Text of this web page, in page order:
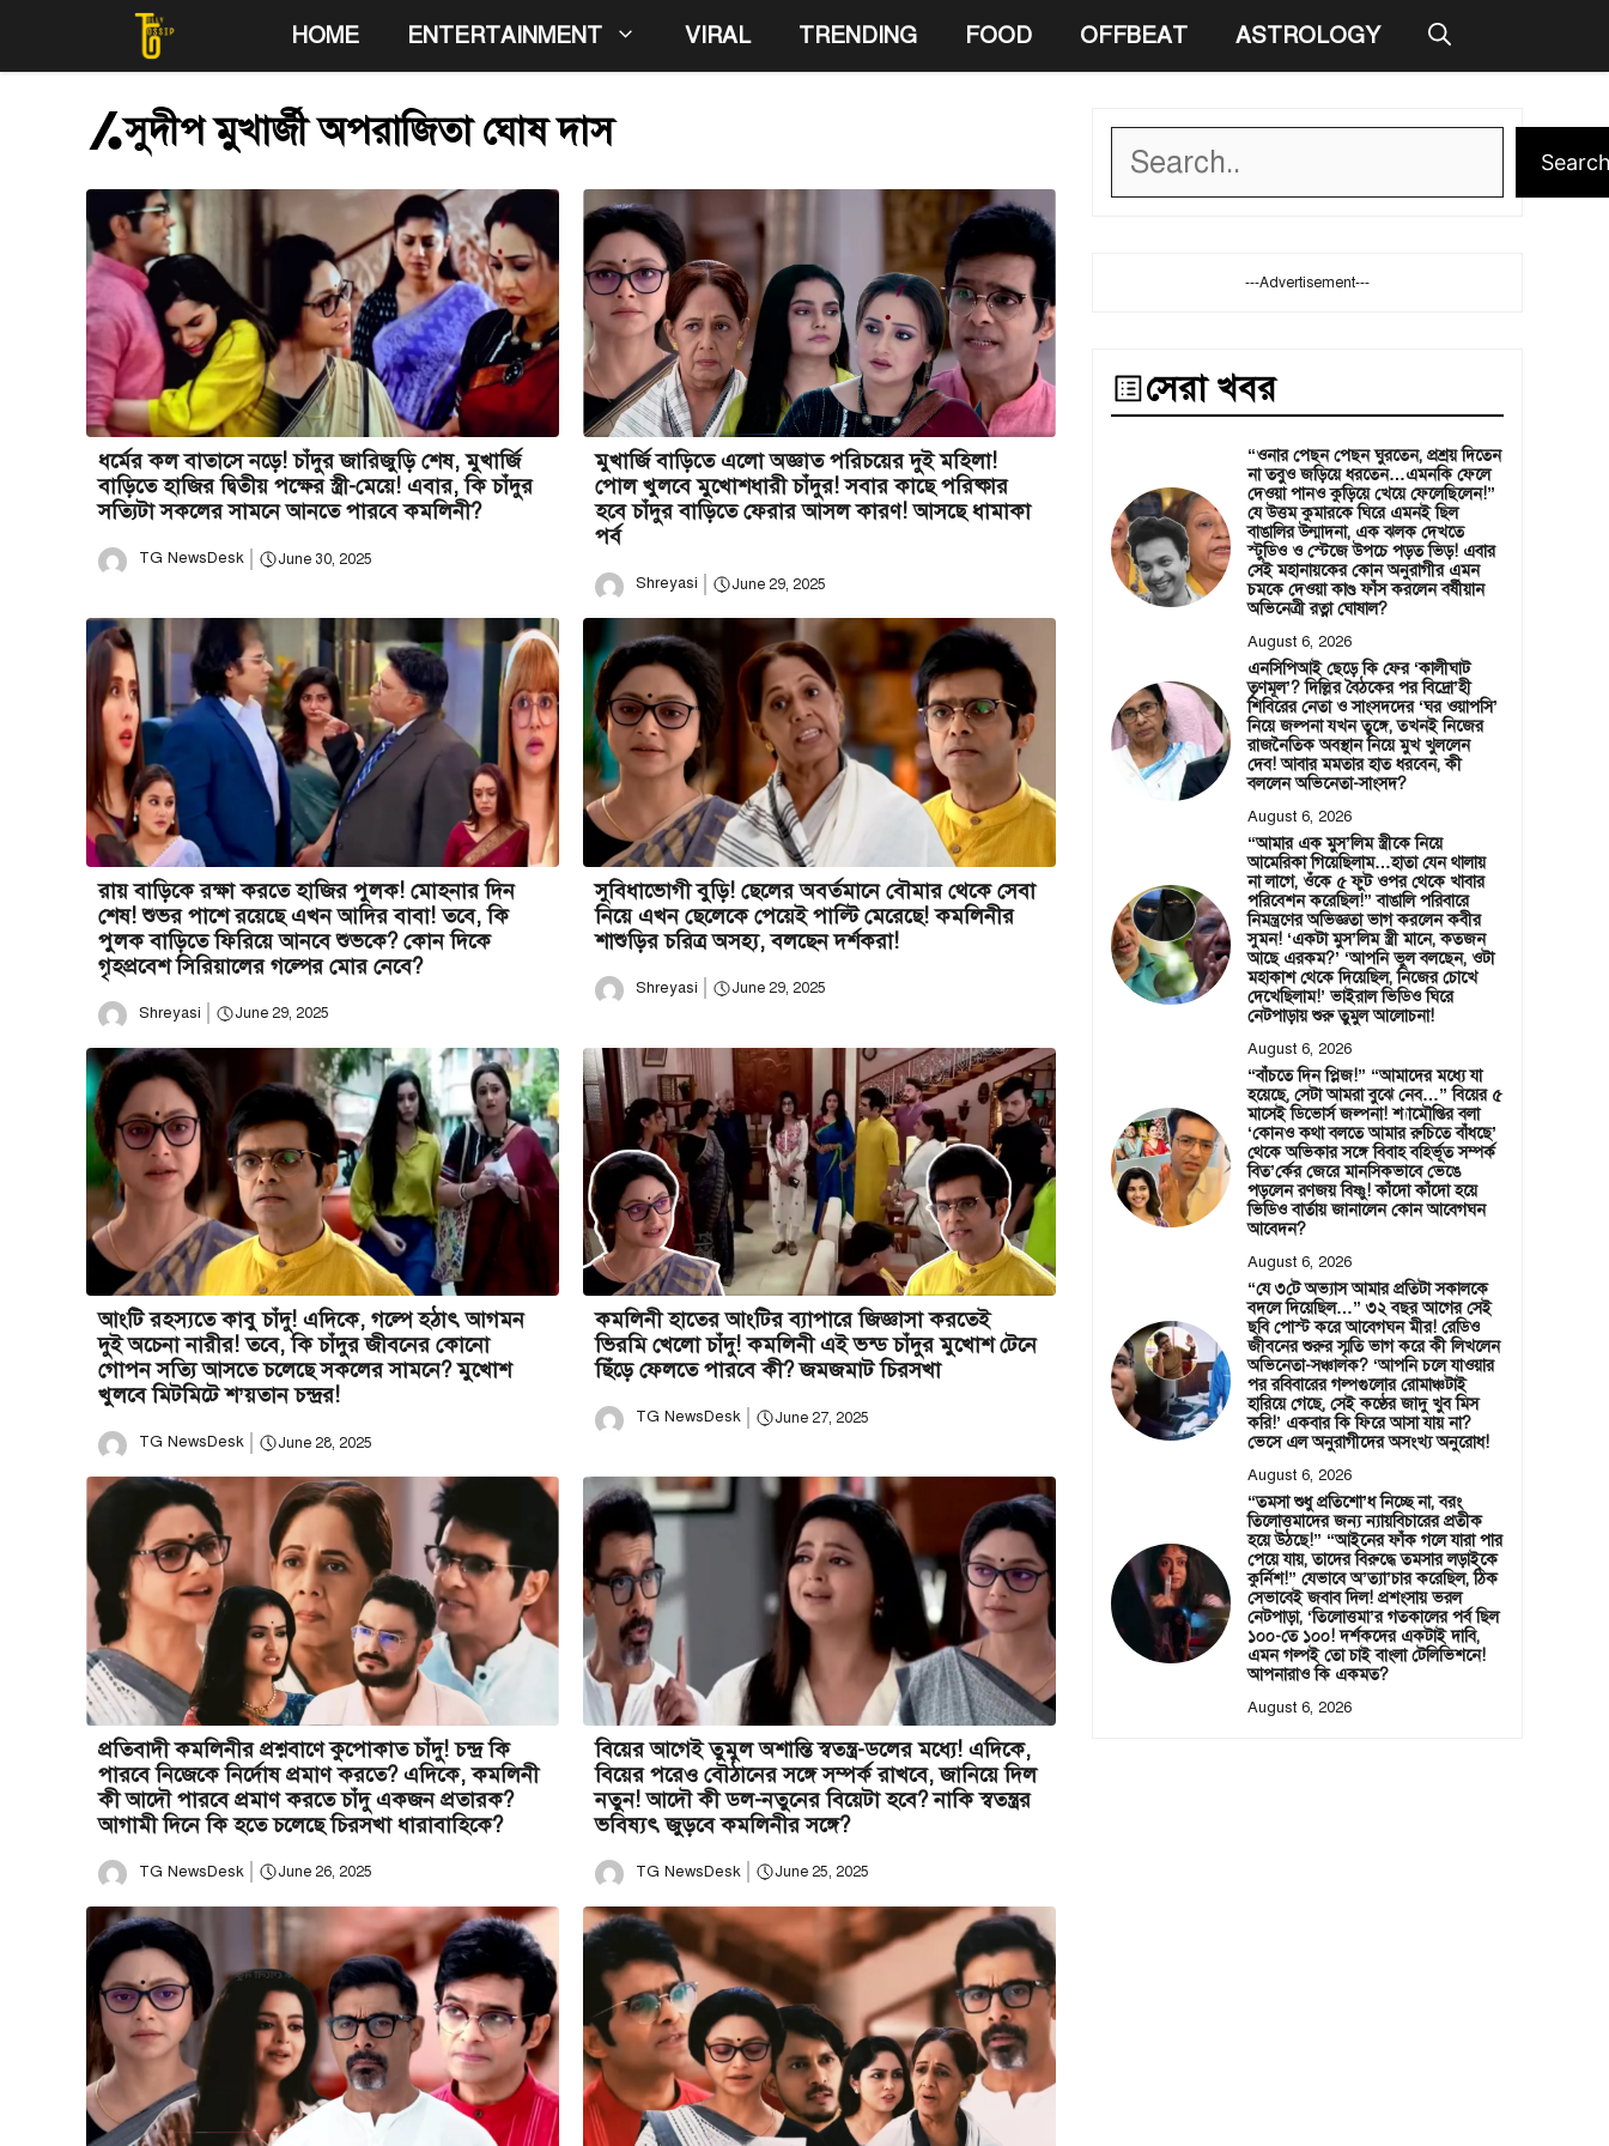
to
HOME ENTERTAINMENT VIRAL TRENDING FOOD OFFBEAT ASTROLOGY
সুদীপ মুখার্জী অপরাজিতা ঘোষ দাস
ধর্মের কল বাতাসে নড়ে! চাঁদুর জারিজুড়ি শেষ, মুখার্জি
বাড়িতে হাজির দ্বিতীয় পক্ষের স্ত্রী-মেয়ে! এবার, কি চাঁদুর
সত্যিটা সকলের সামনে আনতে পারবে কমলিনী?
TG NewsDesk June 30, 2025
মুখার্জি বাড়িতে এলো অজ্ঞাত পরিচয়ের দুই মহিলা!
পোল খুলবে মুখোশধারী চাঁদুর! সবার কাছে পরিষ্কার
হবে চাঁদুর বাড়িতে ফেরার আসল কারণ! আসছে ধামাকা
পর্ব
Shreyasi June 29, 2025
রায় বাড়িকে রক্ষা করতে হাজির পুলক! মোহনার দিন
শেষ! শুভর পাশে রয়েছে এখন আদির বাবা! তবে, কি
পুলক বাড়িতে ফিরিয়ে আনবে শুভকে? কোন দিকে
গৃহপ্রবেশ সিরিয়ালের গল্পের মোর নেবে?
Shreyasi June 29, 2025
সুবিধাভোগী বুড়ি! ছেলের অবর্তমানে বৌমার থেকে সেবা
নিয়ে এখন ছেলেকে পেয়েই পাল্টি মেরেছে! কমলিনীর
শাশুড়ির চরিত্র অসহ্য, বলছেন দর্শকরা!
Shreyasi June 29, 2025
আংটি রহস্যতে কাবু চাঁদু! এদিকে, গল্পে হঠাৎ আগমন
দুই অচেনা নারীর! তবে, কি চাঁদুর জীবনের কোনো
গোপন সত্যি আসতে চলেছে সকলের সামনে? মুখোশ
খুলবে মিটমিটে শ’য়তান চন্দ্রর!
TG NewsDesk June 28, 2025
কমলিনী হাতের আংটির ব্যাপারে জিজ্ঞাসা করতেই
ভিরমি খেলো চাঁদু! কমলিনী এই ভন্ড চাঁদুর মুখোশ টেনে
ছিঁড়ে ফেলতে পারবে কী? জমজমাট চিরসখা
TG NewsDesk June 27, 2025
প্রতিবাদী কমলিনীর প্রশ্নবাণে কুপোকাত চাঁদু! চন্দ্র কি
পারবে নিজেকে নির্দোষ প্রমাণ করতে? এদিকে, কমলিনী
কী আদৌ পারবে প্রমাণ করতে চাঁদু একজন প্রতারক?
আগামী দিনে কি হতে চলেছে চিরসখা ধারাবাহিকে?
TG NewsDesk June 26, 2025
বিয়ের আগেই তুমুল অশান্তি স্বতন্ত্র-ডলের মধ্যে! এদিকে,
বিয়ের পরেও বৌঠানের সঙ্গে সম্পর্ক রাখবে, জানিয়ে দিল
নতুন! আদৌ কী ডল-নতুনের বিয়েটা হবে? নাকি স্বতন্ত্রর
ভবিষ্যৎ জুড়বে কমলিনীর সঙ্গে?
TG NewsDesk June 25, 2025
Search
---Advertisement---
সেরা খবর
“ওনার পেছন পেছন ঘুরতেন, প্রশ্রয় দিতেন
না তবুও জড়িয়ে ধরতেন…এমনকি ফেলে
দেওয়া পানও কুড়িয়ে খেয়ে ফেলেছিলেন!”
যে উত্তম কুমারকে ঘিরে এমনই ছিল
বাঙালির উন্মাদনা, এক ঝলক দেখতে
স্টুডিও ও স্টেজে উপচে পড়ত ভিড়! এবার
সেই মহানায়কের কোন অনুরাগীর এমন
চমকে দেওয়া কাণ্ড ফাঁস করলেন বর্ষীয়ান
অভিনেত্রী রত্না ঘোষাল?
August 6, 2026
এনসিপিআই ছেড়ে কি ফের ‘কালীঘাট
তৃণমূল’? দিল্লির বৈঠকের পর বিদ্রো’হী
শিবিরের নেতা ও সাংসদদের ‘ঘর ওয়াপসি’
নিয়ে জল্পনা যখন তুঙ্গে, তখনই নিজের
রাজনৈতিক অবস্থান নিয়ে মুখ খুললেন
দেব! আবার মমতার হাত ধরবেন, কী
বললেন অভিনেতা-সাংসদ?
August 6, 2026
“আমার এক মুস’লিম স্ত্রীকে নিয়ে
আমেরিকা গিয়েছিলাম…হাতা যেন থালায়
না লাগে, ওঁকে ৫ ফুট ওপর থেকে খাবার
পরিবেশন করেছিল!” বাঙালি পরিবারে
নিমন্ত্রণের অভিজ্ঞতা ভাগ করলেন কবীর
সুমন! ‘একটা মুস’লিম স্ত্রী মানে, কতজন
আছে এরকম?’ ‘আপনি ভুল বলছেন, ওটা
মহাকাশ থেকে দিয়েছিল, নিজের চোখে
দেখেছিলাম!’ ভাইরাল ভিডিও ঘিরে
নেটপাড়ায় শুরু তুমুল আলোচনা!
August 6, 2026
“বাঁচতে দিন প্লিজ!” “আমাদের মধ্যে যা
হয়েছে, সেটা আমরা বুঝে নেব…” বিয়ের ৫
মাসেই ডিভোর্স জল্পনা! শ্যামৌপ্তির বলা
‘কোনও কথা বলতে আমার রুচিতে বাঁধছে’
থেকে অভিকার সঙ্গে বিবাহ বহির্ভূত সম্পর্ক
বিত’র্কের জেরে মানসিকভাবে ভেঙে
পড়লেন রণজয় বিষ্ণু! কাঁদো কাঁদো হয়ে
ভিডিও বার্তায় জানালেন কোন আবেগঘন
আবেদন?
August 6, 2026
“যে ৩টে অভ্যাস আমার প্রতিটা সকালকে
বদলে দিয়েছিল…” ৩২ বছর আগের সেই
ছবি পোস্ট করে আবেগঘন মীর! রেডিও
জীবনের শুরুর স্মৃতি ভাগ করে কী লিখলেন
অভিনেতা-সঞ্চালক? ‘আপনি চলে যাওয়ার
পর রবিবারের গল্পগুলোর রোমাঞ্চটাই
হারিয়ে গেছে, সেই কণ্ঠের জাদু খুব মিস
করি!’ একবার কি ফিরে আসা যায় না?
ভেসে এল অনুরাগীদের অসংখ্য অনুরোধ!
August 6, 2026
“তমসা শুধু প্রতিশো’ধ নিচ্ছে না, বরং
তিলোত্তমাদের জন্য ন্যায়বিচারের প্রতীক
হয়ে উঠছে!” “আইনের ফাঁক গলে যারা পার
পেয়ে যায়, তাদের বিরুদ্ধে তমসার লড়াইকে
কুর্নিশ!” যেভাবে অ’ত্যা’চার করেছিল, ঠিক
সেভাবেই জবাব দিল! প্রশংসায় ভরল
নেটপাড়া, ‘তিলোত্তমা’র গতকালের পর্ব ছিল
১০০-তে ১০০! দর্শকদের একটাই দাবি,
এমন গল্পই তো চাই বাংলা টেলিভিশনে!
আপনারাও কি একমত?
August 6, 2026